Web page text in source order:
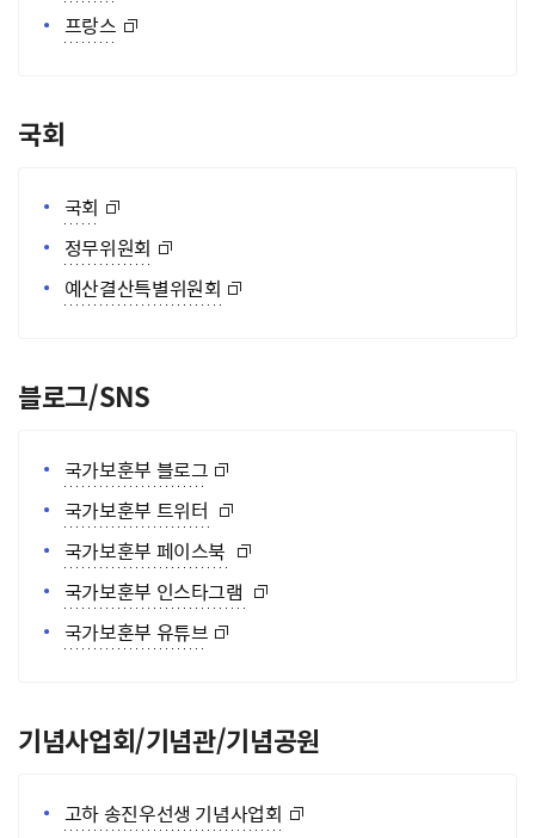
프랑스
국회
국회
정무위원회
예산결산특별위원회
블로그/SNS
국가보훈부 블로그
국가보훈부 트위터
국가보훈부 페이스북
국가보훈부 인스타그램
국가보훈부 유튜브
기념사업회/기념관/기념공원
고하 송진우선생 기념사업회